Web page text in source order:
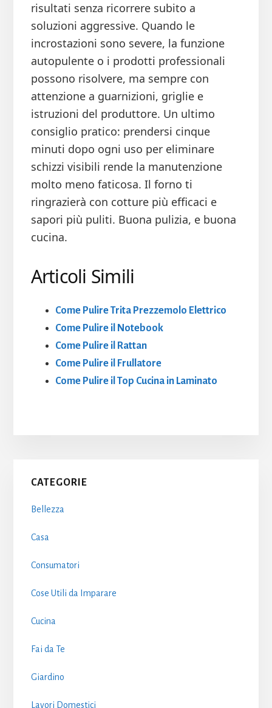
risultati senza ricorrere subito a
soluzioni aggressive. Quando le
incrostazioni sono severe, la funzione
autopulente o i prodotti professionali
possono risolvere, ma sempre con
attenzione a guarnizioni, griglie e
istruzioni del produttore. Un ultimo
consiglio pratico: prendersi cinque
minuti dopo ogni uso per eliminare
schizzi visibili rende la manutenzione
molto meno faticosa. Il forno ti
ringrazierà con cotture più efficaci e
sapori più puliti. Buona pulizia, e buona
cucina.
Articoli Simili
Come Pulire Trita Prezzemolo Elettrico
Come Pulire il Notebook
Come Pulire il Rattan
Come Pulire il Frullatore
Come Pulire il Top Cucina in Laminato
Primary
Sidebar
CATEGORIE
Bellezza
Casa
Consumatori
Cose Utili da Imparare
Cucina
Fai da Te
Giardino
Lavori Domestici